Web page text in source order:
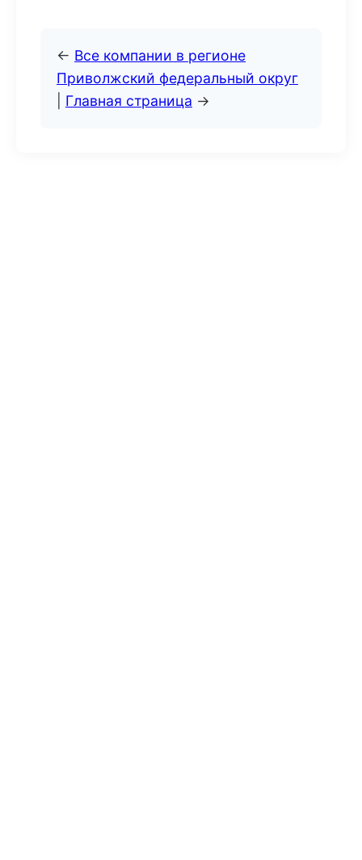
← Все компании в регионе
Приволжский федеральный округ
Главная страница →